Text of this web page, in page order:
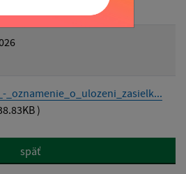
_oznamenie_o_ulozeni_zasielk...
)
späť